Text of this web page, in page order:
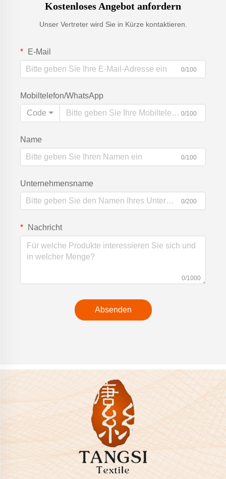
Kostenloses Angebot anfordern
Unser Vertreter wird Sie in Kürze kontaktieren.
E-Mail
0/100
Mobiltelefon/WhatsApp
Code
0/100
Name
0/100
Unternehmensname
0/200
Nachricht
0/1000
Absenden